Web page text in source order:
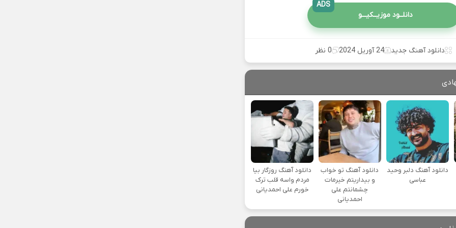
دانلــود موزیــکیـــو
ADS
دانلود آهنگ جدید 24 آوریل 2024 0 نظر
دانلود آهنگ دلبر وحید
عباسی
دانلود آهنگ تو خواب
و بیداریتم خیرمات
چشمانتم علی
احمدیانی
دانلود آهنگ روزگار بیا
مردم واسه قلب ترک
خورم علی احمدیانی